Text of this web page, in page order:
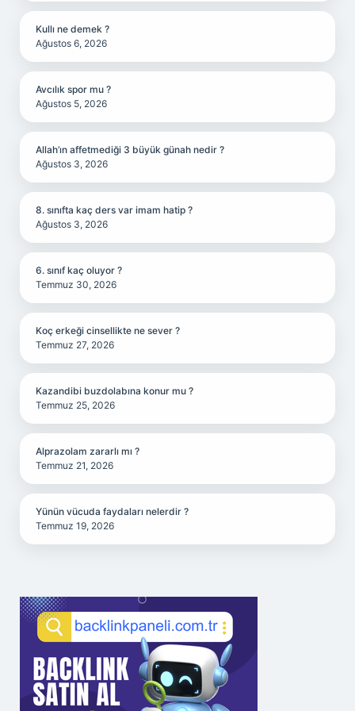
Kullı ne demek ?
Ağustos 6, 2026
Avcılık spor mu ?
Ağustos 5, 2026
Allah’ın affetmediği 3 büyük günah nedir ?
Ağustos 3, 2026
8. sınıfta kaç ders var imam hatip ?
Ağustos 3, 2026
6. sınıf kaç oluyor ?
Temmuz 30, 2026
Koç erkeği cinsellikte ne sever ?
Temmuz 27, 2026
Kazandibi buzdolabına konur mu ?
Temmuz 25, 2026
Alprazolam zararlı mı ?
Temmuz 21, 2026
Yünün vücuda faydaları nelerdir ?
Temmuz 19, 2026